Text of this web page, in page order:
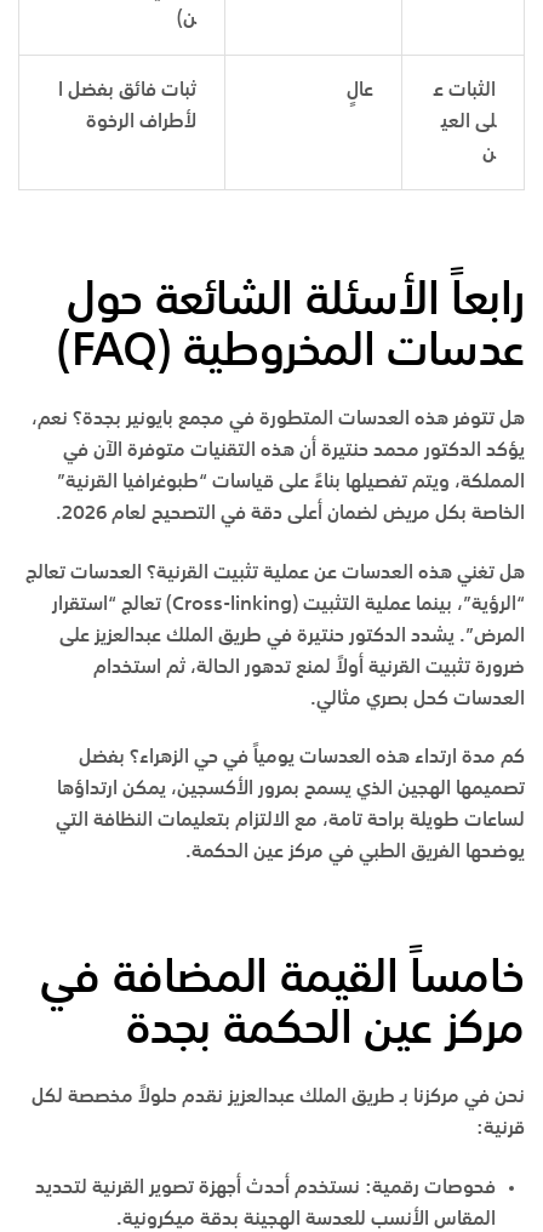
ن)
الثبات ع
لى العي
ن
عالٍ
ثبات فائق بفضل ا
لأطراف الرخوة
رابعاً الأسئلة الشائعة حول
عدسات المخروطية (FAQ
)
هل تتوفر هذه العدسات المتطورة في مجمع بايونير بجدة؟ نعم،
يؤكد الدكتور محمد حنتيرة أن هذه التقنيات متوفرة الآن في
المملكة، ويتم تفصيلها بناءً على قياسات “طبوغرافيا القرنية”
الخاصة بكل مريض لضمان أعلى دقة في التصحيح لعام 2026.
هل تغني هذه العدسات عن عملية تثبيت القرنية؟ العدسات تعالج
“الرؤية”، بينما عملية التثبيت (Cross-linking) تعالج “استقرار
المرض”. يشدد الدكتور حنتيرة في طريق الملك عبدالعزيز على
ضرورة تثبيت القرنية أولاً لمنع تدهور الحالة، ثم استخدام
العدسات كحل بصري مثالي.
كم مدة ارتداء هذه العدسات يومياً في حي الزهراء؟ بفضل
تصميمها الهجين الذي يسمح بمرور الأكسجين، يمكن ارتداؤها
لساعات طويلة براحة تامة، مع الالتزام بتعليمات النظافة التي
يوضحها الفريق الطبي في مركز عين الحكمة.
خامساً القيمة المضافة في
مركز عين الحكمة بجدة
نحن في مركزنا بـ طريق الملك عبدالعزيز نقدم حلولاً مخصصة لكل
قرنية:
فحوصات رقمية: نستخدم أحدث أجهزة تصوير القرنية لتحديد
المقاس الأنسب للعدسة الهجينة بدقة ميكرونية.